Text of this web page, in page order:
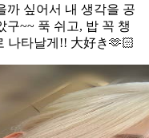
까 싶어서 내 생각을 공
~~ 푹 쉬고, 밥 꼭 챙
나타날게!! 大好き🫶🏻